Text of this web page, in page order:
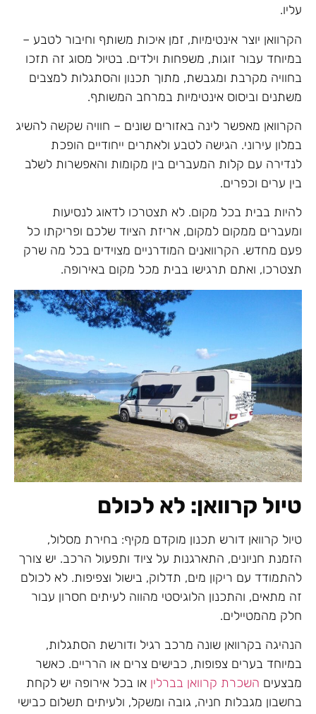
עליו.
הקרוואן יוצר אינטימיות, זמן איכות משותף וחיבור לטבע –
במיוחד עבור זוגות, משפחות וילדים. בטיול מסוג זה תזכו
בחוויה מקרבת ומגבשת, מתוך תכנון והסתגלות למצבים
משתנים וביסוס אינטימיות במרחב המשותף.
הקרוואן מאפשר לינה באזורים שונים – חוויה שקשה להשיג
במלון עירוני. הגישה לטבע ולאתרים ייחודיים הופכת
לנדירה עם קלות המעברים בין מקומות והאפשרות לשלב
בין ערים וכפרים.
להיות בבית בכל מקום. לא תצטרכו לדאוג לנסיעות
ומעברים ממקום למקום, אריזת הציוד שלכם ופריקתו כל
פעם מחדש. הקרוואנים המודרניים מצוידים בכל מה שרק
תצטרכו, ואתם תרגישו בבית מכל מקום באירופה.
טיול קרוואן: לא לכולם
טיול קרוואן דורש תכנון מוקדם מקיף: בחירת מסלול,
הזמנת חניונים, התארגנות על ציוד ותפעול הרכב. יש צורך
להתמודד עם ריקון מים, תדלוק, בישול וצפיפות. לא לכולם
זה מתאים, והתכנון הלוגיסטי מהווה לעיתים חסרון עבור
חלק מהמטיילים.
הנהיגה בקרוואן שונה מרכב רגיל ודורשת הסתגלות,
במיוחד בערים צפופות, כבישים צרים או הרריים. כאשר
מבצעים השכרת קרוואן בברלין או בכל אירופה יש לקחת
בחשבון מגבלות חניה, גובה ומשקל, ולעיתים תשלום כבישי